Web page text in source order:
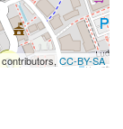
contributors, CC-BY-SA